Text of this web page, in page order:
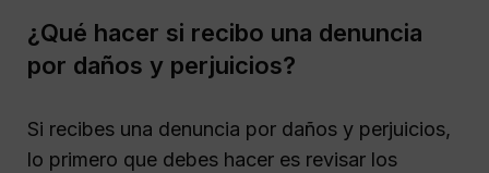
¿Qué hacer si recibo una denuncia
por daños y perjuicios?
Si recibes una denuncia por daños y perjuicios,
lo primero que debes hacer es revisar los